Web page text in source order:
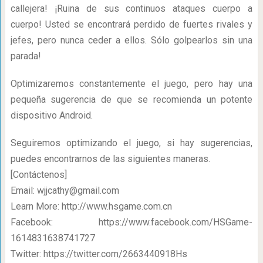
callejera! ¡Ruina de sus continuos ataques cuerpo a
cuerpo! Usted se encontrará perdido de fuertes rivales y
jefes, pero nunca ceder a ellos. Sólo golpearlos sin una
parada!
Optimizaremos constantemente el juego, pero hay una
pequeña sugerencia de que se recomienda un potente
dispositivo Android.
Seguiremos optimizando el juego, si hay sugerencias,
puedes encontrarnos de las siguientes maneras.
[Contáctenos]
Email: wjjcathy@gmail.com
Learn More: http://www.hsgame.com.cn
Facebook: https://www.facebook.com/HSGame-
1614831638741727
Twitter: https://twitter.com/2663440918Hs